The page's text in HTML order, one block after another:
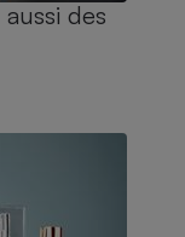
des